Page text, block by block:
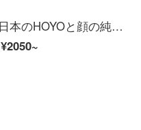
日本のHOYOと顔の純綿の浴衣の長目の男女の家庭用吸水速乾綿のカップルのタイプの浴衣の桜若Mサイズは身長の170-175 cmに適します。
¥2050~